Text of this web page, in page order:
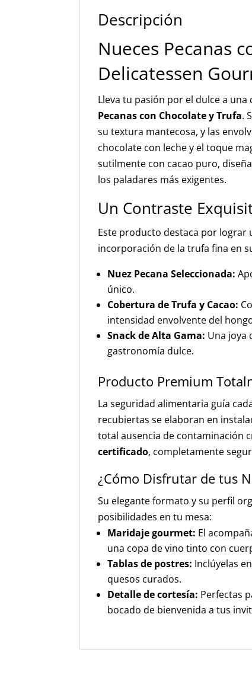
Descripción
Nueces Pecanas
Delicatessen
Lleva tu pasión por el dulce a
Pecanas con Chocolate y Trufa.
su textura mantecosa, y las
chocolate con leche y el toque
sutilmente con cacao puro,
los paladares más exigentes.
Un Contraste
Este producto destaca por
incorporación de la trufa fina en
Nuez Pecana Seleccionada:
único.
Cobertura de Trufa y Cacao:
intensidad envolvente del
Snack de Alta Gama: Una joya
gastronomía dulce.
Producto Premium
La seguridad alimentaria guía
recubiertas se elaboran en
total ausencia de contaminación
certificado, completamente
¿Cómo Disfrutar de tus
Su elegante formato y su perfil
posibilidades en tu mesa:
Maridaje gourmet: El
una copa de vino tinto con
Tablas de postres: Inclúyelas
quesos curados.
Detalle de cortesía: Perfectas
bocado de bienvenida a tus